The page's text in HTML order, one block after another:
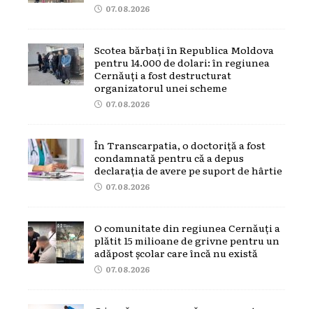
07.08.2026
Scotea bărbați în Republica Moldova
pentru 14.000 de dolari: în regiunea
Cernăuți a fost destructurat
organizatorul unei scheme
07.08.2026
În Transcarpatia, o doctoriță a fost
condamnată pentru că a depus
declarația de avere pe suport de hârtie
07.08.2026
O comunitate din regiunea Cernăuți a
plătit 15 milioane de grivne pentru un
adăpost școlar care încă nu există
07.08.2026